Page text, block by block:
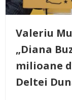
Valeriu
„Diana
milioane
Deltei